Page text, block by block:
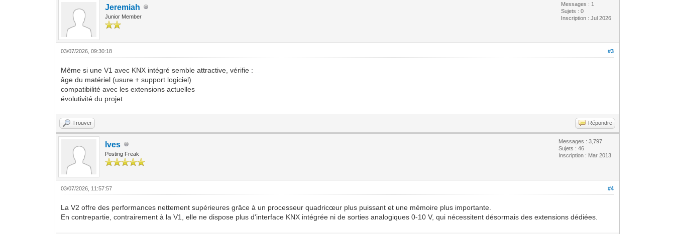
Jeremiah
Junior Member
Messages : 1
Sujets : 0
Inscription : Jul 2026
#3
03/07/2026, 09:30:18
Même si une V1 avec KNX intégré semble attractive, vérifie :
âge du matériel (usure + support logiciel)
compatibilité avec les extensions actuelles
évolutivité du projet
Trouver Répondre
Ives
Posting Freak
Messages : 3,797
Sujets : 46
Inscription : Mar 2013
#4
03/07/2026, 11:57:57
La V2 offre des performances nettement supérieures grâce à un processeur quadricœur plus puissant et une mémoire plus importante.
En contrepartie, contrairement à la V1, elle ne dispose plus d'interface KNX intégrée ni de sorties analogiques 0-10 V, qui nécessitent désormais des extensions dédiées.